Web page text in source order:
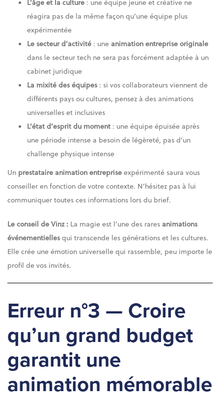
L’âge et la culture : une équipe jeune et créative ne
réagira pas de la même façon qu’une équipe plus
expérimentée
Le secteur d’activité : une animation entreprise originale
dans le secteur tech ne sera pas forcément adaptée à un
cabinet juridique
La mixité des équipes : si vos collaborateurs viennent de
différents pays ou cultures, pensez à des animations
universelles et inclusives
L’état d’esprit du moment : une équipe épuisée après
une période intense a besoin de légèreté, pas d’un
challenge physique intense
Un prestataire animation entrepriseexpérimenté saura vous
conseiller en fonction de votre contexte. N’hésitez pas à lui
communiquer toutes ces informations lors du brief.
Le conseil de Vinz : La magie est l’une des rares animations
événementiellesqui transcende les générations et les cultures.
Elle crée une émotion universelle qui rassemble, peu importe le
profil de vos invités.
Erreur n°3 — Croire
qu’un grand budget
garantit une
animation mémorable